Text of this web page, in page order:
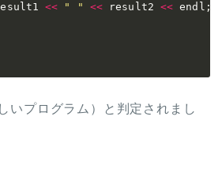
<< " " << result2 << endl ;
いプログラム）と判定されまし